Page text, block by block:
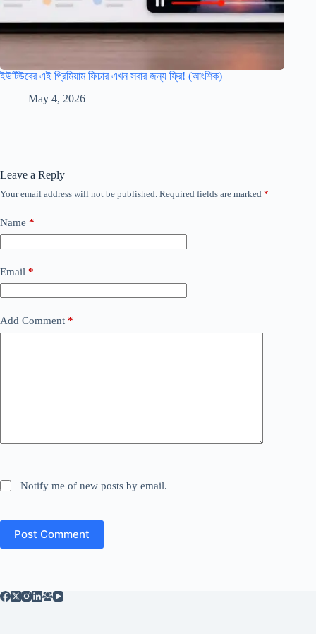
ইউটিউবের এই প্রিমিয়াম ফিচার এখন সবার জন্য ফ্রি! (আংশিক)
May 4, 2026
Leave a Reply
Your email address will not be published. Required fields are marked *
Name *
Email *
Add Comment *
Notify me of new posts by email.
Post Comment